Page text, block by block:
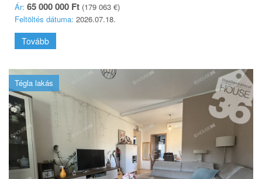
Ár: 65 000 000 Ft (179 063 €)
Feltöltés dátuma: 2026.07.18.
Tovább
Tégla lakás